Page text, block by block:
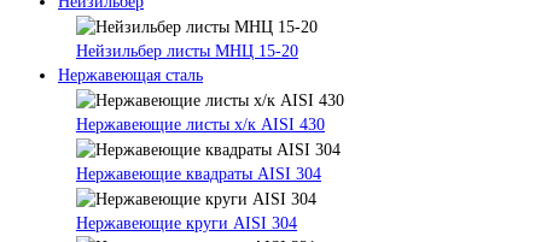
Нейзильбер листы МНЦ 15-20
Нержавеющая сталь
Нержавеющие листы х/к AISI 430
Нержавеющие квадраты AISI 304
Нержавеющие круги AISI 304